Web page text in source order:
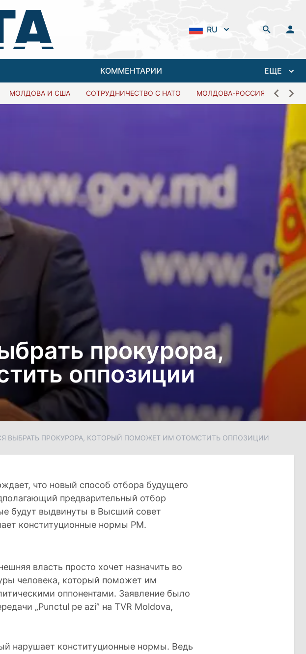
RU
КОММЕНТАРИИ ЕЩЕ
МОЛДОВА И США СОТРУДНИЧЕСТВО С НАТО МОЛДОВА-РОССИЯ
прокурора,
оппозиции
ВЫБРАТЬ ПРОКУРОРА, КОТОРЫЙ ПОМОЖЕТ ИМ ОТОМСТИТЬ ОППОЗИЦИИ
что новый способ отбора будущего
предварительный отбор
будут выдвинуты в Высший совет
конституционные нормы РМ.
власть просто хочет назначить во
человека, который поможет им
оппонентами. Заявление было
„Punctul pe azi” на TVR Moldova,
нарушает конституционные нормы. Ведь